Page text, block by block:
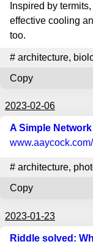
Inspired by
effective cooling
too.
# architecture,
Copy
2023-02-06
A Simple
www.aaycock.com
# architecture,
Copy
2023-01-23
Riddle solved: